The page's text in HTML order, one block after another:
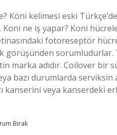
Köni kelimesi eski
Koni ne iş yapar? Koni
fotoreseptör
görüşünden sorumludurlar.
marka adıdır. Coilover bir
bazı durumlarda serviksin
kanserini veya kanserdeki
Bırak